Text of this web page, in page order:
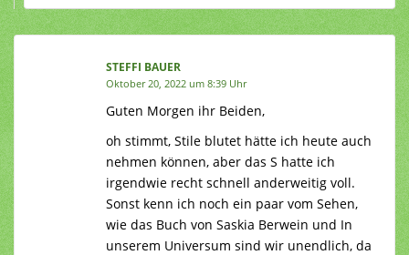
STEFFI BAUER
Oktober 20, 2022 um 8:39 Uhr
Guten Morgen ihr Beiden,
oh stimmt, Stile blutet hätte ich heute auch
nehmen können, aber das S hatte ich
irgendwie recht schnell anderweitig voll.
Sonst kenn ich noch ein paar vom Sehen,
wie das Buch von Saskia Berwein und In
unserem Universum sind wir unendlich, da